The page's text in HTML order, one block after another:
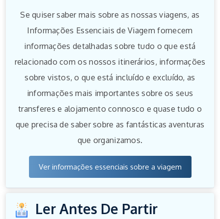
Se quiser saber mais sobre as nossas viagens, as
Informações Essenciais de Viagem fornecem
informações detalhadas sobre tudo o que está
relacionado com os nossos itinerários, informações
sobre vistos, o que está incluído e excluído, as
informações mais importantes sobre os seus
transferes e alojamento connosco e quase tudo o
que precisa de saber sobre as fantásticas aventuras
que organizamos.
Ver informações essenciais sobre a viagem
Ler Antes De Partir